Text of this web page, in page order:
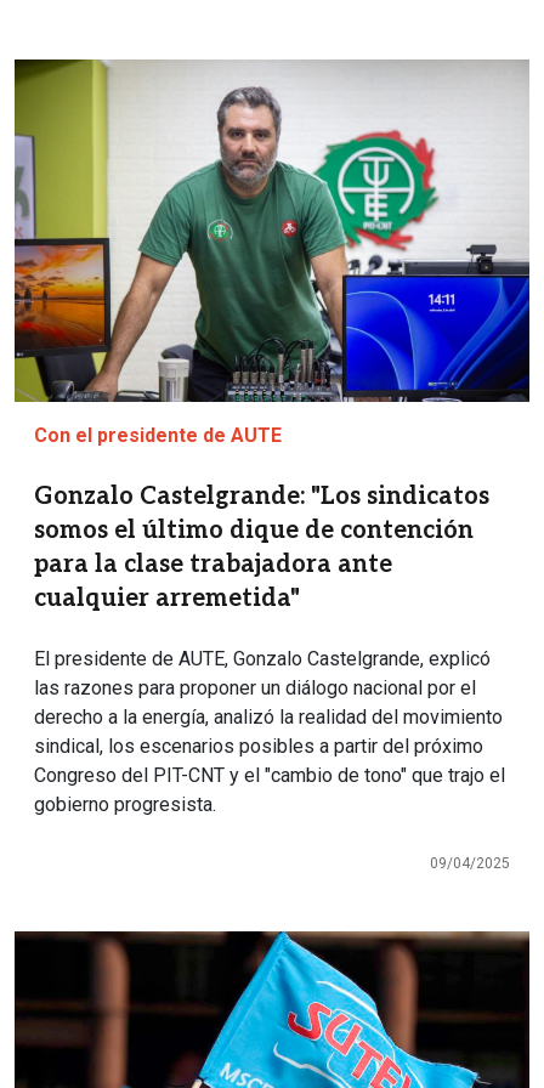
Imagen
Con el presidente de AUTE
Gonzalo Castelgrande: "Los sindicatos
somos el último dique de contención
para la clase trabajadora ante
cualquier arremetida"
El presidente de AUTE, Gonzalo Castelgrande, explicó
las razones para proponer un diálogo nacional por el
derecho a la energía, analizó la realidad del movimiento
sindical, los escenarios posibles a partir del próximo
Congreso del PIT-CNT y el "cambio de tono" que trajo el
gobierno progresista.
09/04/2025
Imagen